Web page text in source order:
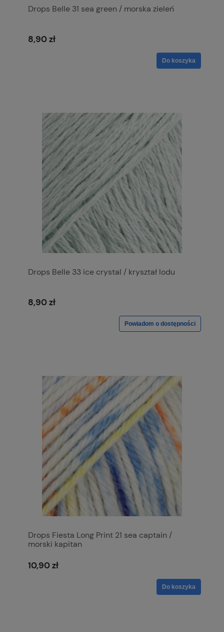
Drops Belle 31 sea green / morska zieleń
8,90 zł
Do koszyka
Drops Belle 33 ice crystal / kryształ lodu
8,90 zł
Powiadom o dostępności
Drops Fiesta Long Print 21 sea captain /
morski kapitan
10,90 zł
Do koszyka